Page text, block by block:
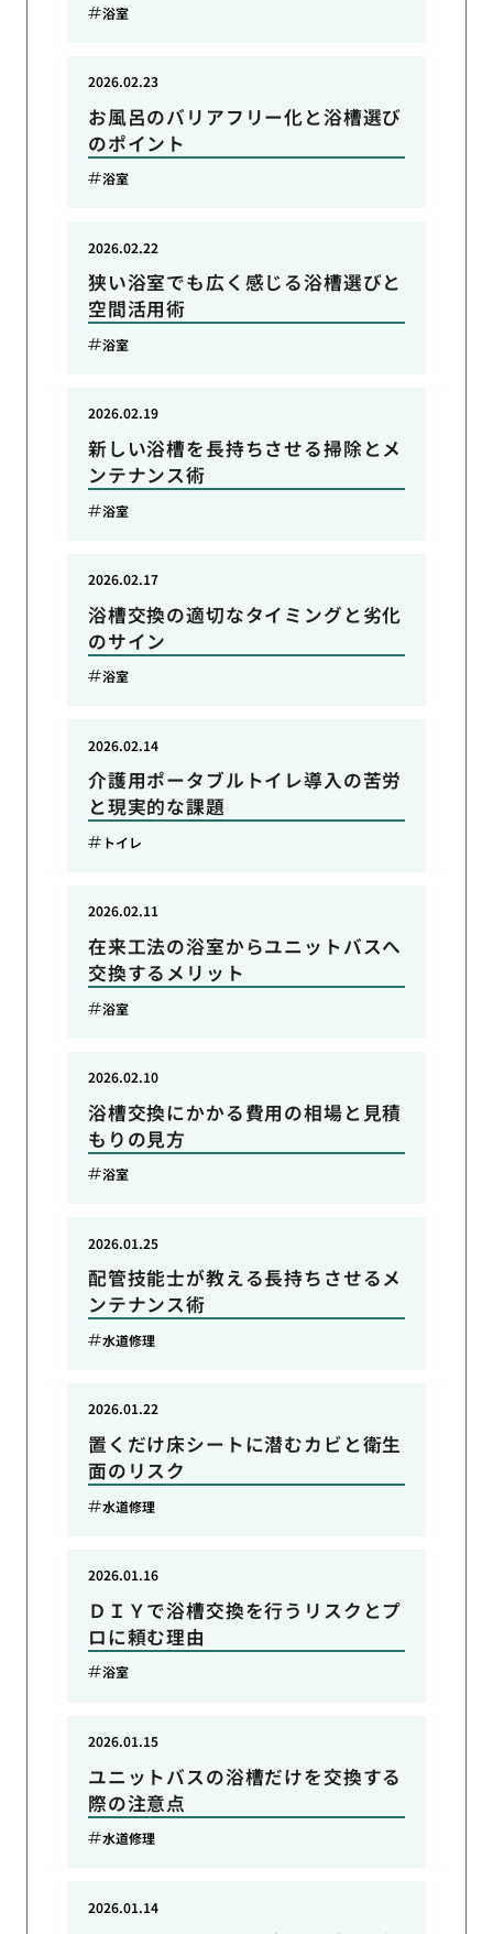
浴室
お風呂のバリアフリー化と浴槽選び
のポイント
2026.02.23
浴室
狭い浴室でも広く感じる浴槽選びと
空間活用術
2026.02.22
浴室
新しい浴槽を長持ちさせる掃除とメ
ンテナンス術
2026.02.19
浴室
浴槽交換の適切なタイミングと劣化
のサイン
2026.02.17
浴室
介護用ポータブルトイレ導入の苦労
と現実的な課題
2026.02.14
トイレ
在来工法の浴室からユニットバスへ
交換するメリット
2026.02.11
浴室
浴槽交換にかかる費用の相場と見積
もりの見方
2026.02.10
浴室
配管技能士が教える長持ちさせるメ
ンテナンス術
2026.01.25
水道修理
置くだけ床シートに潜むカビと衛生
面のリスク
2026.01.22
水道修理
ＤＩＹで浴槽交換を行うリスクとプ
ロに頼む理由
2026.01.16
浴室
ユニットバスの浴槽だけを交換する
際の注意点
2026.01.15
水道修理
2026.01.14